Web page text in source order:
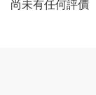
尚未有任何評價